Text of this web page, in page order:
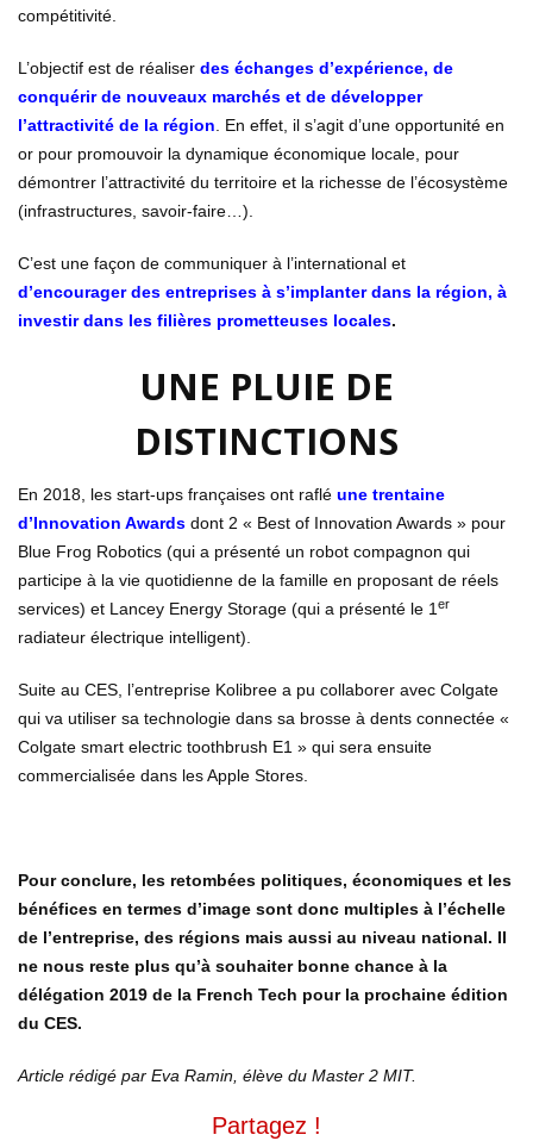
compétitivité.
L’objectif est de réaliser des échanges d’expérience, de
conquérir de nouveaux marchés et de développer
l’attractivité de la région. En effet, il s’agit d’une opportunité en
or pour promouvoir la dynamique économique locale, pour
démontrer l’attractivité du territoire et la richesse de l’écosystème
(infrastructures, savoir-faire…).
C’est une façon de communiquer à l’international et
d’encourager des entreprises à s’implanter dans la région, à
investir dans les filières prometteuses locales.
UNE PLUIE DE
DISTINCTIONS
En 2018, les start-ups françaises ont raflé une trentaine
d’Innovation Awards dont 2 « Best of Innovation Awards » pour
Blue Frog Robotics (qui a présenté un robot compagnon qui
participe à la vie quotidienne de la famille en proposant de réels
services) et Lancey Energy Storage (qui a présenté le 1er
radiateur électrique intelligent).
Suite au CES, l’entreprise Kolibree a pu collaborer avec Colgate
qui va utiliser sa technologie dans sa brosse à dents connectée «
Colgate smart electric toothbrush E1 » qui sera ensuite
commercialisée dans les Apple Stores.
Pour conclure, les retombées politiques, économiques et les
bénéfices en termes d’image sont donc multiples à l’échelle
de l’entreprise, des régions mais aussi au niveau national. Il
ne nous reste plus qu’à souhaiter bonne chance à la
délégation 2019 de la French Tech pour la prochaine édition
du CES.
Article rédigé par Eva Ramin, élève du Master 2 MIT.
Partagez !